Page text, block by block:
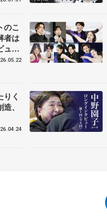
のこ
者は
ュー
人、
く
、